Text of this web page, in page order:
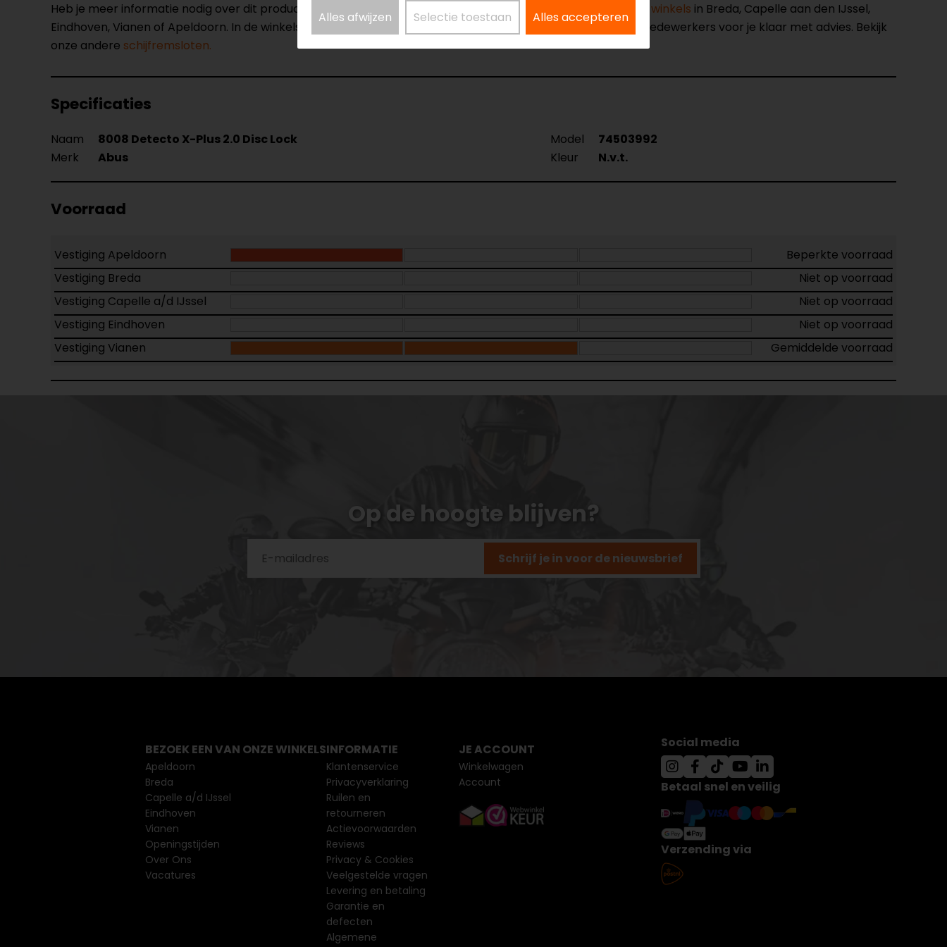
Heb je meer informatie nodig over dit product? Neem dan met ons op of kom langs in één van onze winkels in Breda, Capelle aan den IJssel,
Eindhoven, Vianen of Apeldoorn. In de winkels kun je het product bekijken & passen en staan onze verkoopmedewerkers voor je klaar met advies. Bekijk
onze andere schijfremsloten.
Specificaties
Naam 8008 Detecto X-Plus 2.0 Disc Lock Model
74503992
Merk
Abus Kleur N.v.t.
Voorraad
Vestiging Apeldoorn
Beperkte voorraad
Vestiging Breda
Niet op voorraad
Vestiging Capelle a/d IJssel
Niet op voorraad
Vestiging Eindhoven
Niet op voorraad
Vestiging Vianen
Gemiddelde voorraad
Op de hoogte blijven?
Schrijf je in voor de nieuwsbrief
Alles afwijzen Selectie toestaan Alles accepteren
BEZOEK EEN VAN ONZE WINKELS
Apeldoorn
Breda
Capelle a/d IJssel
Eindhoven
Vianen
Openingstijden
Over Ons
Vacatures
INFORMATIE
Klantenservice
Privacyverklaring
Ruilen en
retourneren
Actievoorwaarden
Reviews
Privacy & Cookies
Veelgestelde vragen
Levering en betaling
Garantie en
defecten
Algemene
JE ACCOUNT
Winkelwagen
Account
Social media
Betaal snel en veilig
Verzending via